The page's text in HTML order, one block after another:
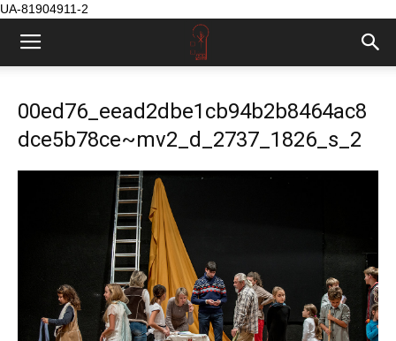
UA-81904911-2
00ed76_eead2dbe1cb94b2b8464ac8
dce5b78ce~mv2_d_2737_1826_s_2